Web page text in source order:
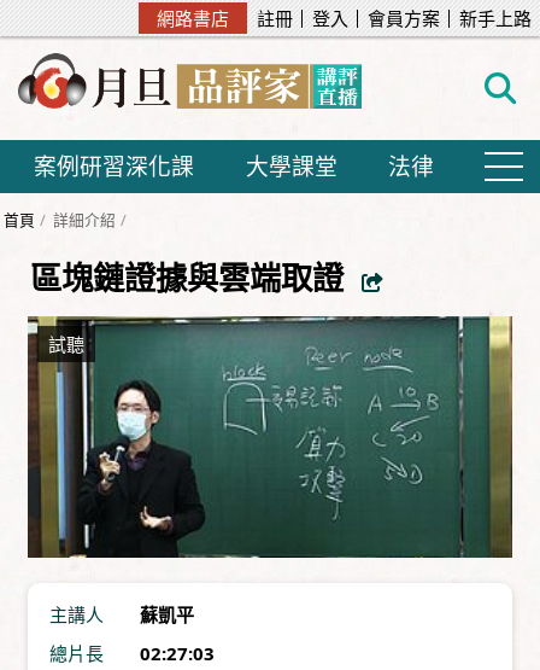
網路書店 註冊 登入 會員方案 新手上路
案例研習深化課 大學課堂 法律
首頁 詳細介紹
區塊鏈證據與雲端取證
主講人
蘇凱平
總片長
02:27:03